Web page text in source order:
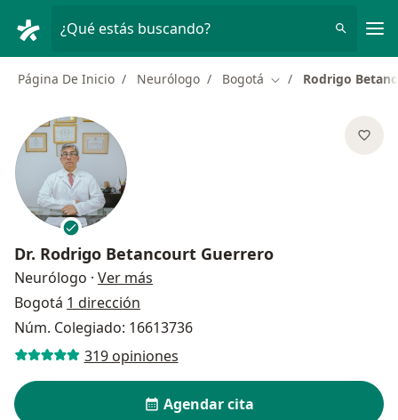
¿Qué estás buscando?
Página De Inicio Neurólogo Bogotá Cambiar de ciudad
Rodrigo
Dr. Rodrigo Betancourt Guerrero
Neurólogo · Ver más
Bogotá 1 dirección
Núm. Colegiado: 16613736
319 opiniones
Agendar cita